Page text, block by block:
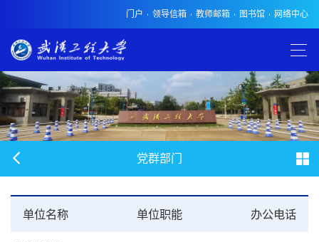
门户 领导信箱 教师邮箱 图书馆 网络中心
党群部门
单位名称 单位职能 办公电话